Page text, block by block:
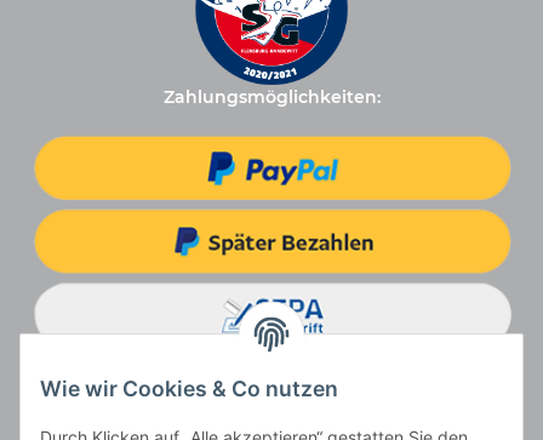
Zahlungsmöglichkeiten:
Wie wir Cookies & Co nutzen